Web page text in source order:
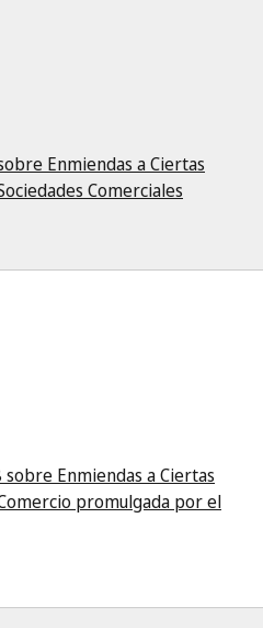
Enmiendas a Ciertas
Comerciales
Enmiendas a Ciertas
promulgada por el